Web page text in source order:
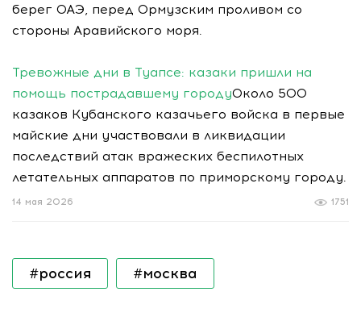
берег ОАЭ, перед Ормузским проливом со
стороны Аравийского моря.
Тревожные дни в Туапсе: казаки пришли на
помощь пострадавшему городуОколо 500
казаков Кубанского казачьего войска в первые
майские дни участвовали в ликвидации
последствий атак вражеских беспилотных
летательных аппаратов по приморскому городу.
1751
14 мая 2026
#россия #москва